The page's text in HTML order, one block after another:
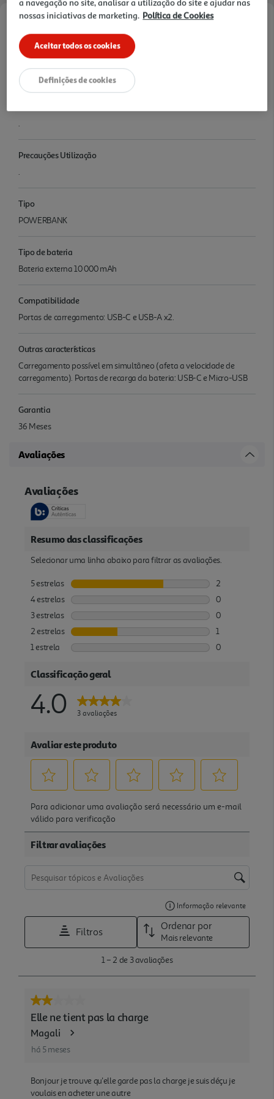
Denominação
.
.
Precauções Utilização
.
Tipo
POWERBANK
Tipo de bateria
Bateria externa 10 000 mAh
Compatibilidade
Portas de carregamento: USB-C e USB-A x2.
Outras características
Carregamento possível em simultâneo (afeta a velocidade de
carregamento). Portas de recarga da bateria: USB-C e Micro-USB
Garantia
36 Meses
Avaliações
a navegação no site, analisar a utilização do site e ajudar nas
nossas iniciativas de marketing. Política de Cookies
Aceitar todos os cookies
Definições de cookies